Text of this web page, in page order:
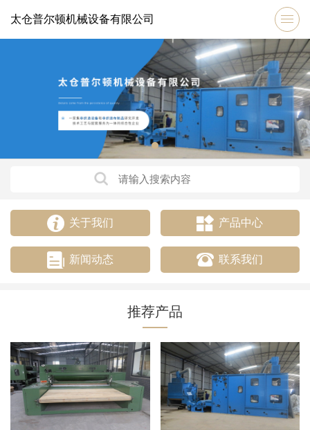
太仓普尔顿机械设备有限公司
关于我们 产品中心
新闻动态 联系我们
推荐产品